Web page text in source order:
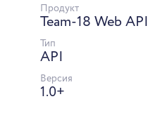
Продукт
Team-18 Web API
Тип
API
Версия
1.0+